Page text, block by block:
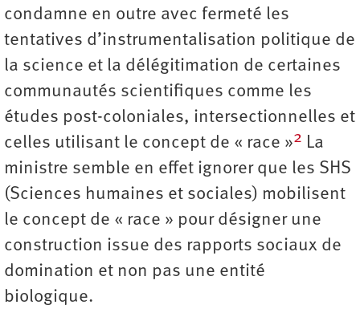
condamne en outre avec fermeté les
tentatives d’instrumentalisation politique de
la science et la délégitimation de certaines
communautés scientifiques comme les
études post-­coloniales, intersectionnelles et
celles utilisant le concept de « race »2 La
ministre semble en effet ignorer que les SHS
(Sciences humaines et sociales) mobilisent
le concept de « race » pour désigner une
construction issue des rapports sociaux de
domination et non pas une entité
biologique.